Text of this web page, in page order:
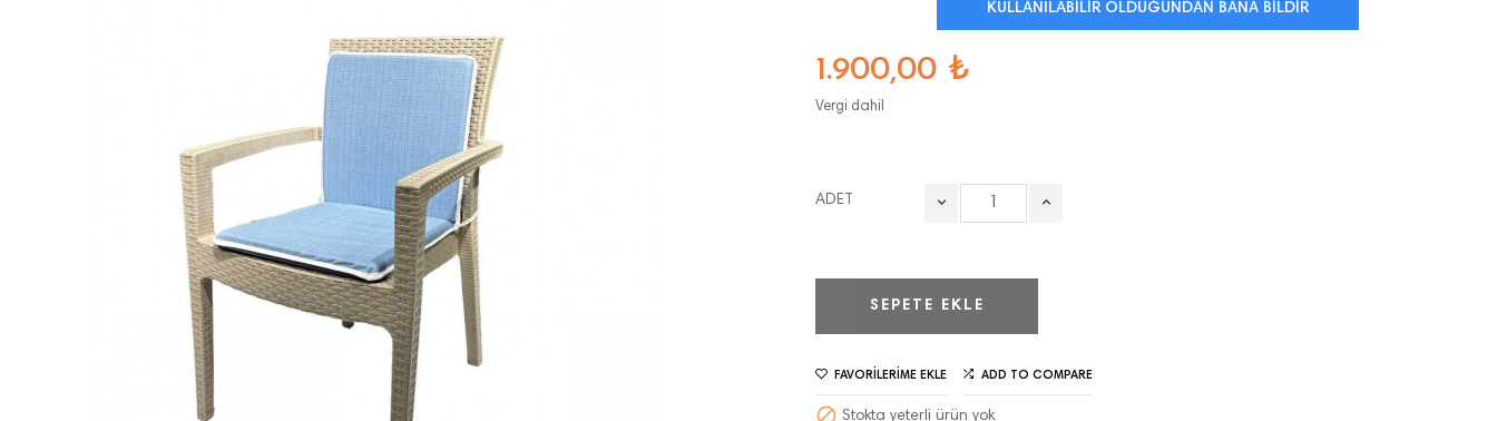
KULLANILABILIR OLDUĞUNDAN BANA BILDIR
1.900,00 ₺
Vergi dahil
ADET
SEPETE EKLE
FAVORILERIME EKLE ADD TO COMPARE
 Stokta yeterli ürün yok